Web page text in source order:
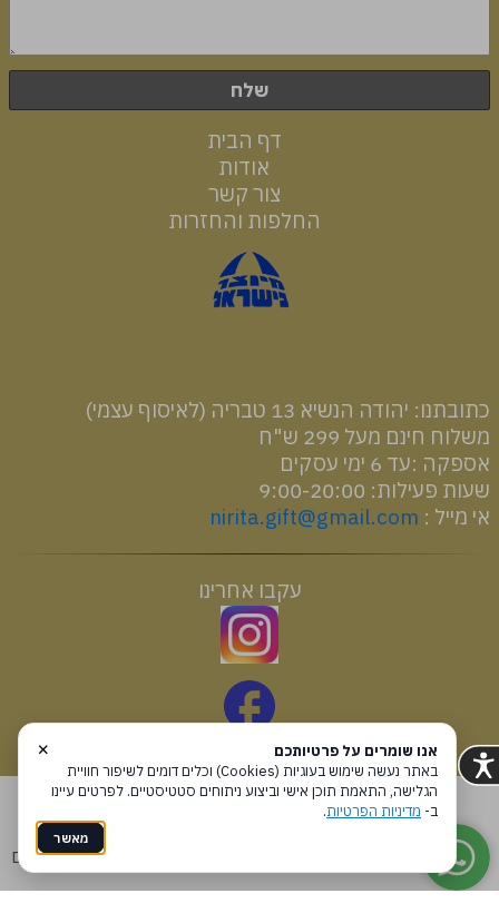
שלח
דף הבית
אודות
צור קשר
החלפות והחזרות
כתובתנו: יהודה הנשיא 13 טבריה (לאיסוף עצמי)
משלוח חינם מעל 299 ש"ח
אספקה :עד 6 ימי עסקים
שעות פעילות: 9:00-20:00
אי מייל : nirita.gift@gmail.com
עקבו אחרינו
מדיניות פרטיות
Coi בניית אתרים
×
אנו שומרים על פרטיותכם
באתר נעשה שימוש בעוגיות (Cookies) וכלים דומים לשיפור חוויית
הגלישה, התאמת תוכן אישי וביצוע ניתוחים סטטיסטיים. לפרטים עיינו
ב- מדיניות הפרטיות.
מאשר